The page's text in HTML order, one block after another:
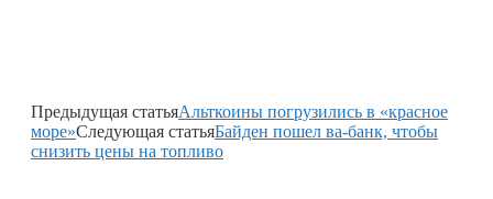
Предыдущая статьяАльткоины погрузились в «красное
море»Следующая статьяБайден пошел ва-банк, чтобы
снизить цены на топливо